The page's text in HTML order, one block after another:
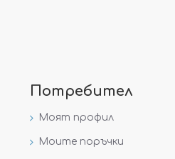
Потребител
Моят профил
Моите поръчки